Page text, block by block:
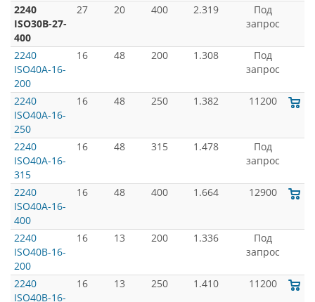
2240
ISO30B-27-
400
27 20 400 2.319
Под
запрос
2240
ISO40A-16-
200
16 48 200 1.308
Под
запрос
2240
ISO40A-16-
250
16 48 250 1.382 11200
2240
ISO40A-16-
315
16 48 315 1.478
Под
запрос
2240
ISO40A-16-
400
16 48 400 1.664 12900
2240
ISO40B-16-
200
16 13 200 1.336
Под
запрос
2240
ISO40B-16-
16 13 250 1.410 11200